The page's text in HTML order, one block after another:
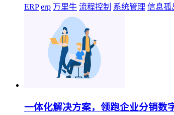
ERP erp 万里牛 流程控制 系统管理 信息孤
一体化解决方案，领跑企业分销数